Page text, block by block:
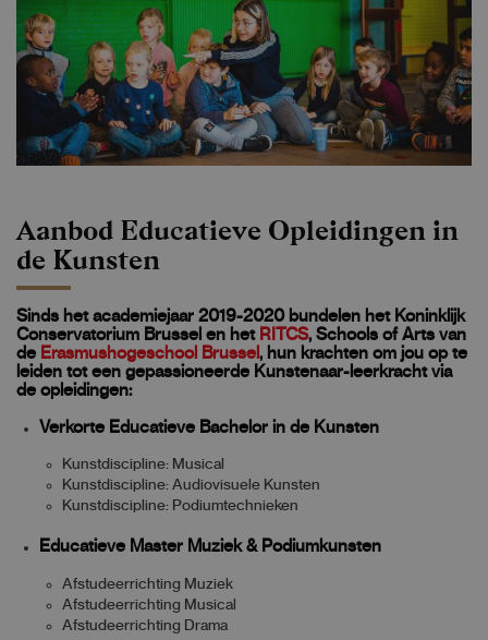
Aanbod Educatieve Opleidingen in
de Kunsten
Sinds het academiejaar 2019-2020 bundelen het Koninklijk
Conservatorium Brussel en het RITCS, Schools of Arts van
de Erasmushogeschool Brussel, hun krachten om jou op te
leiden tot een gepassioneerde Kunstenaar-leerkrachtvia
de opleidingen:
Verkorte Educatieve Bachelor in de Kunsten
Kunstdiscipline: Musical
Kunstdiscipline: Audiovisuele Kunsten
Kunstdiscipline: Podiumtechnieken
Educatieve Master Muziek & Podiumkunsten
Afstudeerrichting Muziek
Afstudeerrichting Musical
Afstudeerrichting Drama